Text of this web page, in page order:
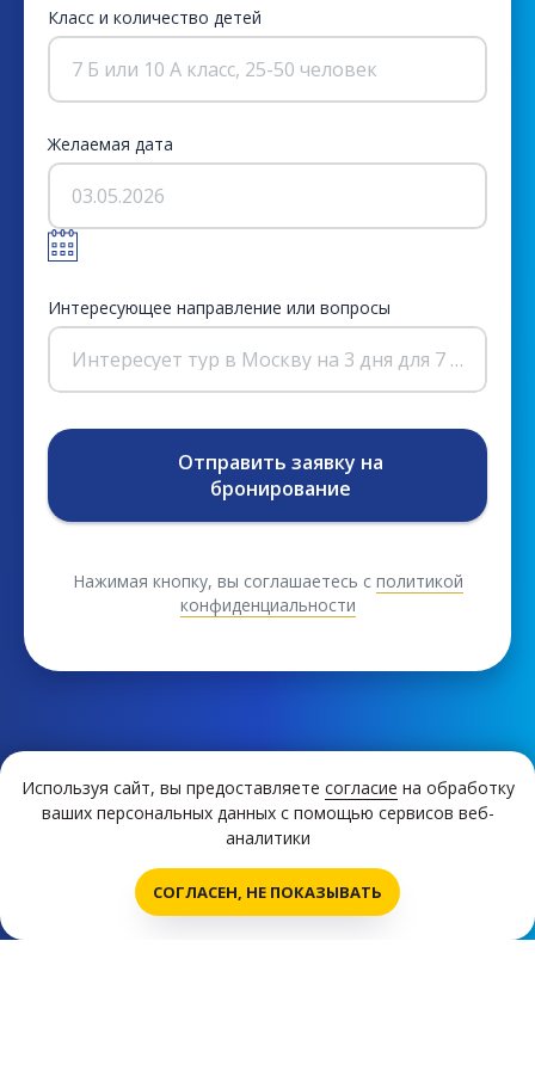
Написать нам!
Класс и количество детей
7 Б или 10 А класс, 25-50 человек
Желаемая дата
03.05.2026
Интересующее направление или вопросы
Интересует тур в Москву на 3 дня для 7 класса, бюджет до 15000 руб/чел.
Отправить заявку на
бронирование
Нажимая кнопку, вы соглашаетесь с политикой
конфиденциальности
Школьные туры
Экскурсионные программы
Отзывы О компании
Используя сайт, вы предоставляете согласие на обработку
ваших персональных данных с помощью сервисов веб-
аналитики
СОГЛАСЕН, НЕ ПОКАЗЫВАТЬ